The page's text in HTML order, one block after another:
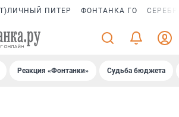
ПИТЕР ФОНТАНКА ГО
Реакция «Фонтанки» Судьба бюджета